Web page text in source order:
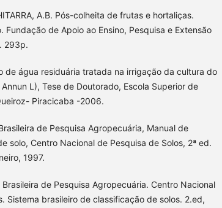
A.B. Pós-colheita de frutas e hortaliças.
Fundação de Apoio ao Ensino, Pesquisa e Extensão
293p.
de água residuária tratada na irrigação da cultura do
L), Tese de Doutorado, Escola Superior de
Piracicaba -2006.
de Pesquisa Agropecuária, Manual de
solo, Centro Nacional de Pesquisa de Solos, 2ª ed.
1997.
Brasileira de Pesquisa Agropecuária. Centro Nacional
Sistema brasileiro de classificação de solos. 2.ed,